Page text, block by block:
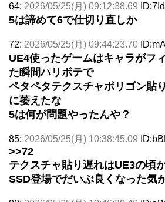
64: 2026/05/25(月) 09:12:38.69
5は諦めて6で仕切り直しか
72: 2026/05/25(月) 09:44:23.70
UE4使ったゲームはキャラがフ
た瞬間ハリボテで
ペタペタテクスチャポリゴン貼
に萎えたな
5は何が問題やったんや？
85: 2026/05/25(月) 10:38:45.09
>>72
テクスチャ貼り遅れはUE3の頃
SSD登場でだいぶ良くなった気